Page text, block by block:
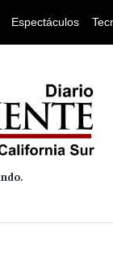
Espectáculos